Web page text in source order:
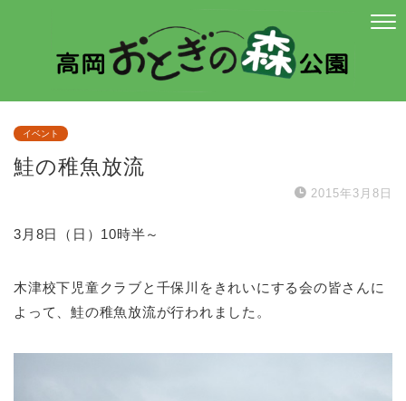
イベント
鮭の稚魚放流
2015年3月8日
3月8日（日）10時半～
木津校下児童クラブと千保川をきれいにする会の皆さんに
よって、鮭の稚魚放流が行われました。